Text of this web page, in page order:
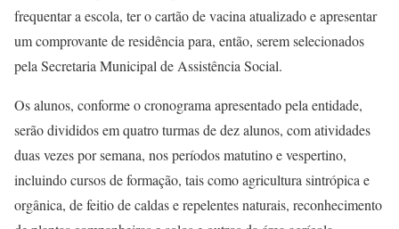
frequentar a escola, ter o cartão de vacina atualizado e apresentar
um comprovante de residência para, então, serem selecionados
pela Secretaria Municipal de Assistência Social.
Os alunos, conforme o cronograma apresentado pela entidade,
serão divididos em quatro turmas de dez alunos, com atividades
duas vezes por semana, nos períodos matutino e vespertino,
incluindo cursos de formação, tais como agricultura sintrópica e
orgânica, de feitio de caldas e repelentes naturais, reconhecimento